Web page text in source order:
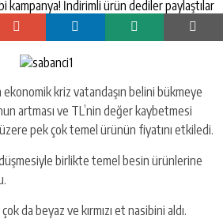
kriz vatandaşın belini bükmeye
artması ve TL’nin değer kaybetmesi
pek çok temel ürünün fiyatını etkiledi.
düşmesiyle birlikte temel besin ürünlerine
da beyaz ve kırmızı et nasibini aldı.